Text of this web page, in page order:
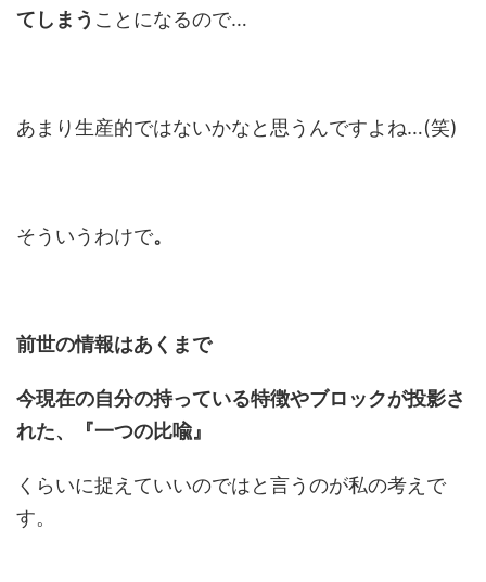
てしまう ことになるので…
あまり生産的ではないかなと思うんですよね…(笑)
そういうわけで。
前世の情報はあくまで
今現在の自分の持っている特徴やブロックが投影さ
れた、『一つの比喩』
くらいに捉えていいのではと言うのが私の考えで
す。